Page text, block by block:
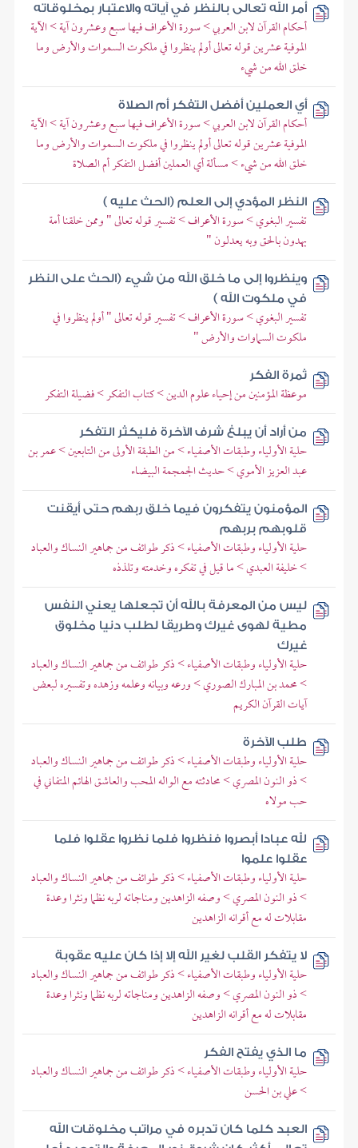
أمر الله تعالى بالنظر في آياته والاعتبار بمخلوقاته
أحكام القرآن لابن العربي > سورة الأعراف فيها سبع وعشرون آية > الآية
الموفية عشرين قوله تعالى أولم ينظروا في ملكوت السموات والأرض وما
خلق الله من شيء
أي العملين أفضل التفكر أم الصلاة
أحكام القرآن لابن العربي > سورة الأعراف فيها سبع وعشرون آية > الآية
الموفية عشرين قوله تعالى أولم ينظروا في ملكوت السموات والأرض وما
خلق الله من شيء > مسألة أي العملين أفضل التفكر أم الصلاة
النظر المؤدي إلى العلم (الحث عليه )
تفسير البغوي > سورة الأعراف > تفسير قوله تعالى " وممن خلقنا أمة
يهدون بالحق وبه يعدلون "
وينظروا إلى ما خلق الله من شيء (الحث على النظر
في ملكوت الله )
تفسير البغوي > سورة الأعراف > تفسير قوله تعالى " أولم ينظروا في
ملكوت السماوات والأرض "
ثمرة الفكر
موعظة المؤمنين من إحياء علوم الدين > كتاب التفكر > فضيلة التفكر
من أراد أن يبلغ شرف الآخرة فليكثر التفكر
حلية الأولياء وطبقات الأصفياء > من الطبقة الأولى من التابعين > عمر بن
عبد العزيز الأموي > حديث الجمجمة البيضاء
المؤمنون يتفكرون فيما خلق ربهم حتى أيقنت
قلوبهم بربهم
حلية الأولياء وطبقات الأصفياء > ذكر طوائف من جماهير النساك والعباد
> خليفة العبدي > ما قيل في تفكره وخدمته وتلذذه
ليس من المعرفة بالله أن تجعلها يعني النفس
مطية لهوى غيرك وطريقا لطلب دنيا مخلوق
غيرك
حلية الأولياء وطبقات الأصفياء > ذكر طوائف من جماهير النساك والعباد
> محمد بن المبارك الصوري > ورعه وبيانه وعلمه وزهده وتفسيره لبعض
آيات القرآن الكريم
طلب الآخرة
حلية الأولياء وطبقات الأصفياء > ذكر طوائف من جماهير النساك والعباد
> ذو النون المصري > محادثته مع الواله المحب والعاشق الهائم المتفاني في
حب مولاه
لله عبادا أبصروا فنظروا فلما نظروا عقلوا فلما
عقلوا علموا
حلية الأولياء وطبقات الأصفياء > ذكر طوائف من جماهير النساك والعباد
> ذو النون المصري > وصفه الزاهدين ومناجاته لربه نظما ونثرا وعدة
مقابلات له مع أقرانه الزاهدين
لا يتفكر القلب لغير الله إلا إذا كان عليه عقوبة
حلية الأولياء وطبقات الأصفياء > ذكر طوائف من جماهير النساك والعباد
> ذو النون المصري > وصفه الزاهدين ومناجاته لربه نظما ونثرا وعدة
مقابلات له مع أقرانه الزاهدين
ما الذي يفتح الفكر
حلية الأولياء وطبقات الأصفياء > ذكر طوائف من جماهير النساك والعباد
> علي بن الحسن
العبد كلما كان تدبره في مراتب مخلوقات الله